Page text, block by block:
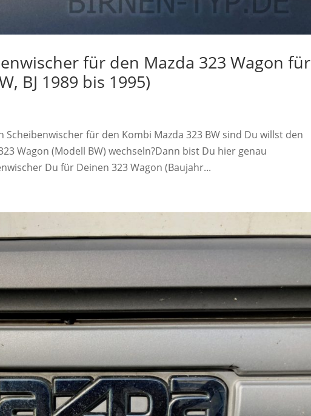
für den Mazda 323 Wagon für
BJ 1989 bis 1995)
Scheibenwischer für den Kombi Mazda 323 BW sind Du willst den
Wagon (Modell BW) wechseln?Dann bist Du hier genau
Du für Deinen 323 Wagon (Baujahr...